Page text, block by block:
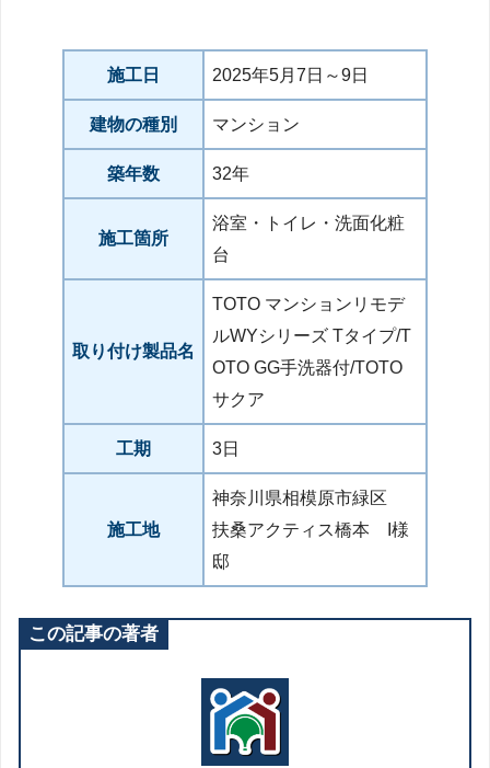
施工日 2025年5月7日～9日
建物の種別 マンション
築年数 32年
施工箇所
浴室・トイレ・洗面化粧
台
取り付け製品名
TOTO マンションリモデ
ルWYシリーズ Tタイプ/T
OTO GG手洗器付/TOTO
サクア
工期 3日
施工地
神奈川県相模原市緑区
扶桑アクティス橋本 I様
邸
この記事の著者